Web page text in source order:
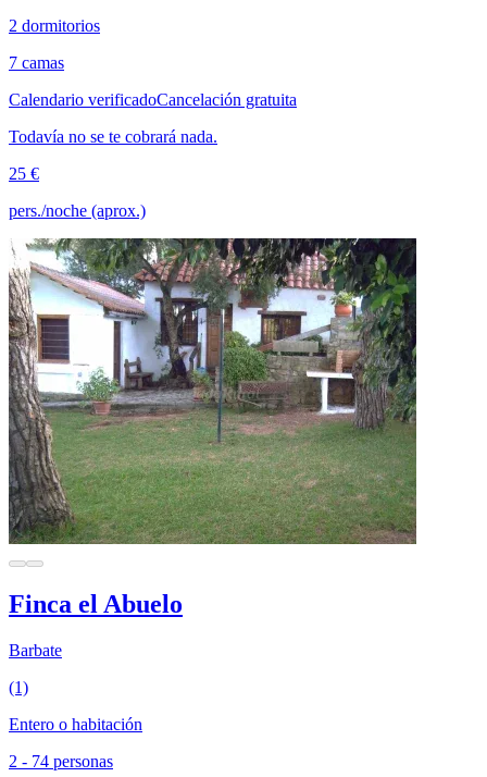
2 dormitorios
7 camas
Calendario verificadoCancelación gratuita
Todavía no se te cobrará nada.
25 €
pers./noche (aprox.)
Finca el Abuelo
Barbate
(1)
Entero o habitación
2 - 74 personas